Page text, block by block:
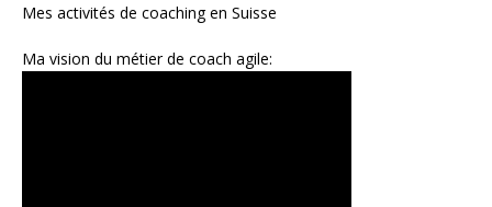
Mes activités de coaching en Suisse
Ma vision du métier de coach agile: